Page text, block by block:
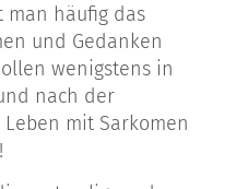
man häufig das
und Gedanken
wenigstens in
nach der
mit Sarkomen